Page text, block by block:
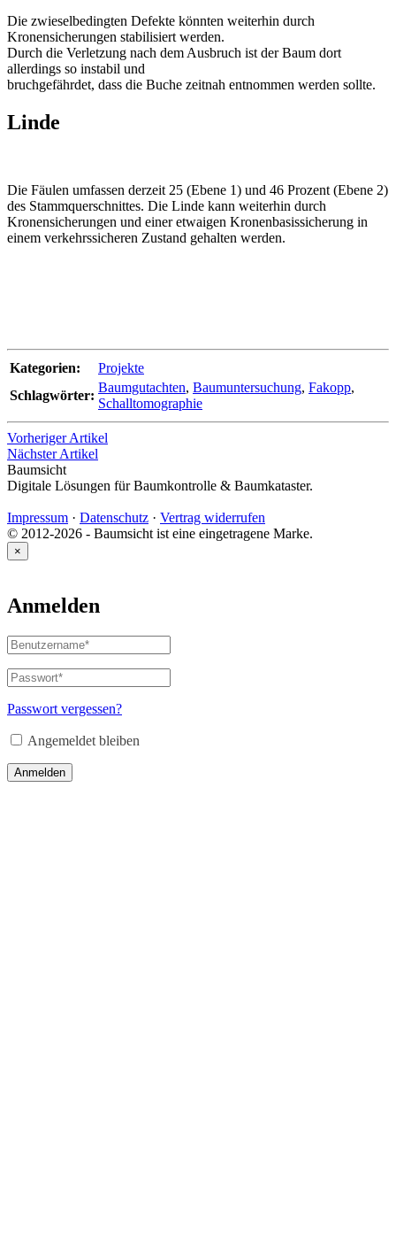
Die zwieselbedingten Defekte könnten weiterhin durch
Kronensicherungen stabilisiert werden.
Durch die Verletzung nach dem Ausbruch ist der Baum dort
allerdings so instabil und
bruchgefährdet, dass die Buche zeitnah entnommen werden sollte.
Linde
Die Fäulen umfassen derzeit 25 (Ebene 1) und 46 Prozent (Ebene 2)
des Stammquerschnittes. Die Linde kann weiterhin durch
Kronensicherungen und einer etwaigen Kronenbasissicherung in
einem verkehrssicheren Zustand gehalten werden.
Kategorien:
Projekte
Schlagwörter:
Baumgutachten, Baumuntersuchung, Fakopp,
Schalltomographie
Vorheriger Artikel
Nächster Artikel
Baumsicht
Digitale Lösungen für Baumkontrolle & Baumkataster.
Impressum · Datenschutz · Vertrag widerrufen
© 2012-2026 - Baumsicht ist eine eingetragene Marke.
×
Anmelden
Benutzername
oder
E-
Mail-
Adresse*
Passwort*
Erforderlich
Passwort vergessen?
Angemeldet bleiben
Anmelden